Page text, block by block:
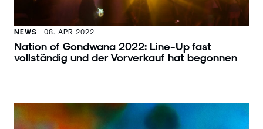
NEWS 08. APR 2022
Nation of Gondwana 2022: Line-Up fast
vollständig und der Vorverkauf hat begonnen